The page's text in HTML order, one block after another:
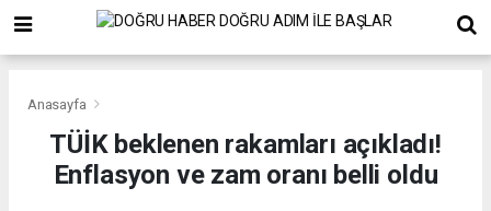
Anasayfa
TÜİK beklenen rakamları açıkladı!
Enflasyon ve zam oranı belli oldu